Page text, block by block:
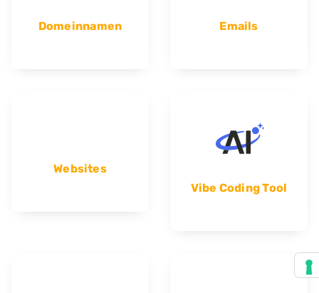
Domeinnamen Emails
Websites
Vibe Coding Tool